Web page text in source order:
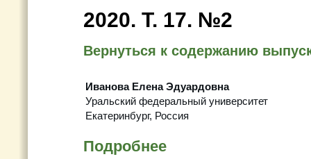
2020. Т. 17. №2
Вернуться к содержанию
Иванова Елена Эдуардовна
Уральский федеральный университет
Екатеринбург, Россия
Подробнее